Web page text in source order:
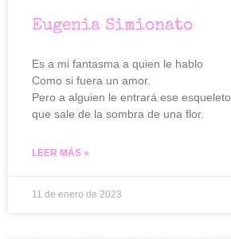
Eugenia Simionato
Es a mi fantasma a quien le hablo
Como si fuera un amor.
Pero a alguien le entrará ese esqueleto
que sale de la sombra de una flor.
LEER MÁS »
11 de enero de 2023